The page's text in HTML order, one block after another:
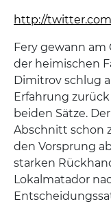
http://
Fery gewann
der heimischen
Dimitrov schlug
Erfahrung
beiden Sätze.
Abschnitt schon
den Vorsprung
starken
Lokalmatador